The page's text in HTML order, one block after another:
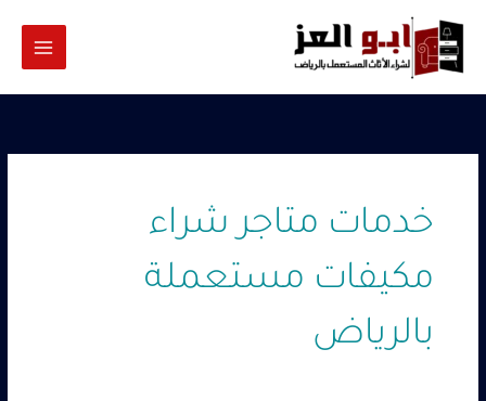
المحتوى
خدمات متاجر شراء
مكيفات مستعملة
بالرياض